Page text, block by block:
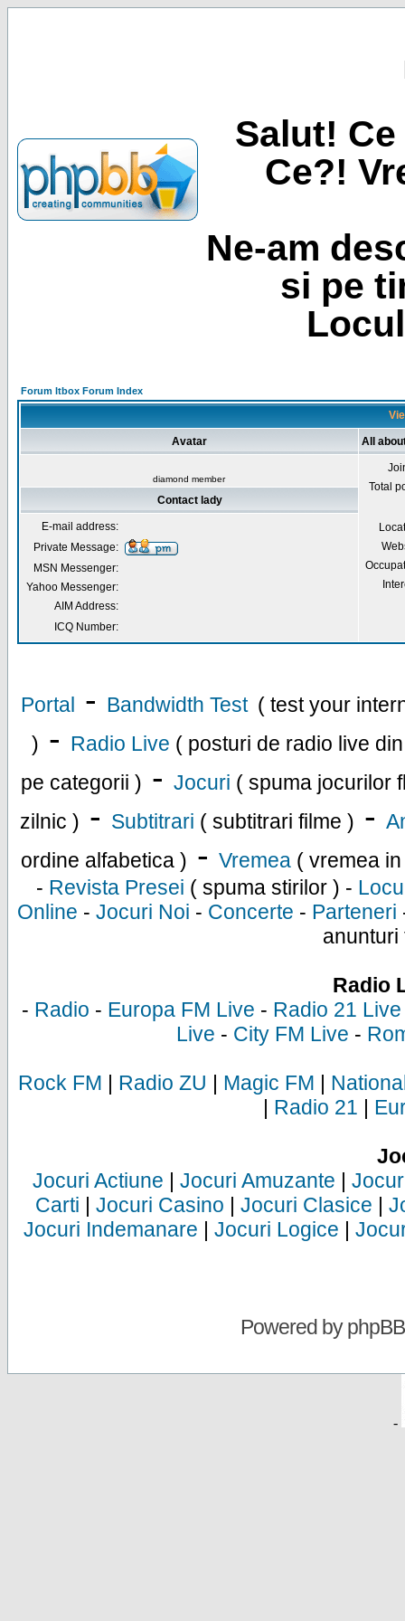
Salut!
Ce?!
Ne-am
si pe
Forum Itbox Forum Index
Avatar All
diamond member
Total
Contact lady
E-mail address:
Private Message:
MSN Messenger:
Yahoo Messenger:
AIM Address:
ICQ Number:
Portal - Bandwidth Test ( test your
) - Radio Live ( posturi de radio live
pe categorii ) - Jocuri ( spuma jocurilor
zilnic ) - Subtitrari ( subtitrari filme ) -
ordine alfabetica ) - Vremea ( vremea
- Revista Presei ( spuma stirilor ) -
Online - Jocuri Noi - Concerte - Parteneri
anunturi
Radio
- Radio - Europa FM Live - Radio 21 Live
Live - City FM Live -
Rock FM | Radio ZU | Magic FM |
| Radio 21 |
Jocuri Actiune | Jocuri Amuzante |
Carti | Jocuri Casino | Jocuri Clasice |
Jocuri Indemanare | Jocuri Logice |
Powered byphpBB
-